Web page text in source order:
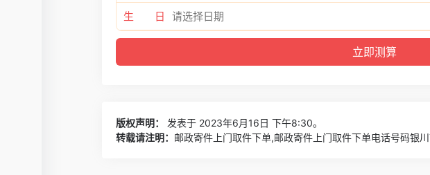
生 日
版权声明：
发表于 2023年6月16日 下午8:30。
转载请注明： 邮政寄件上门取件下单,邮政寄件上门取件下单电话号码银川